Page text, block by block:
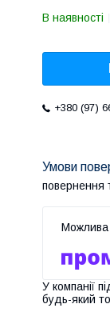
В наявності
+380 (97)
повернення
У компанії
будь-який